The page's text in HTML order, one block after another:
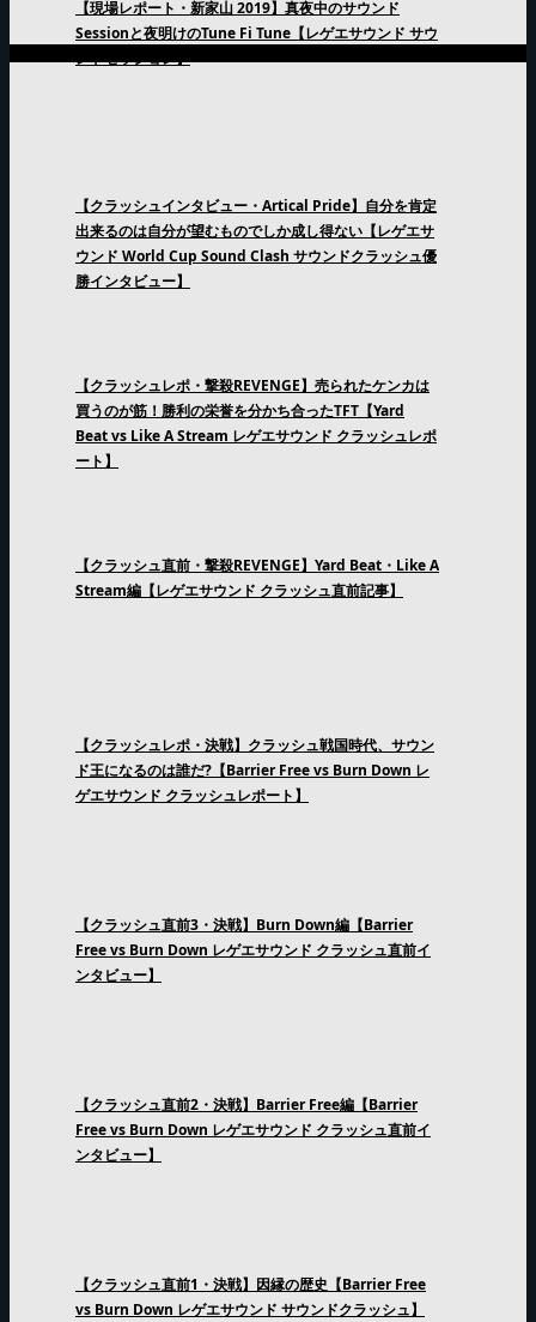
【現場レポート・新家山 2019】真夜中のサウンド
Sessionと夜明けのTune Fi Tune【レゲエサウンド サウ
ンドセッション】
【クラッシュインタビュー・Artical Pride】自分を肯定
出来るのは自分が望むものでしか成し得ない【レゲエサ
ウンド World Cup Sound Clash サウンドクラッシュ優
勝インタビュー】
【クラッシュレポ・撃殺REVENGE】売られたケンカは
買うのが筋！勝利の栄誉を分かち合ったTFT【Yard
Beat vs Like A Stream レゲエサウンド クラッシュレポ
ート】
【クラッシュ直前・撃殺REVENGE】Yard Beat・Like A
Stream編【レゲエサウンド クラッシュ直前記事】
【クラッシュレポ・決戦】クラッシュ戦国時代、サウン
ド王になるのは誰だ?【Barrier Free vs Burn Down レ
ゲエサウンド クラッシュレポート】
【クラッシュ直前3・決戦】Burn Down編【Barrier
Free vs Burn Down レゲエサウンド クラッシュ直前イ
ンタビュー】
【クラッシュ直前2・決戦】Barrier Free編【Barrier
Free vs Burn Down レゲエサウンド クラッシュ直前イ
ンタビュー】
【クラッシュ直前1・決戦】因縁の歴史【Barrier Free
vs Burn Down レゲエサウンド サウンドクラッシュ】